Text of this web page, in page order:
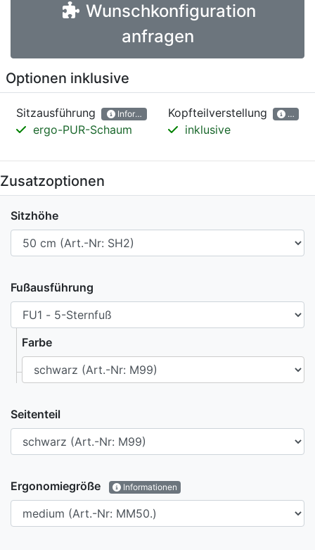
Wunschkonfiguration
anfragen
Optionen inklusive
Sitzausführung Informationen
ergo-PUR-Schaum
Kopfteilverstellung
inklusive
Zusatzoptionen
Sitzhöhe
Fußausführung
Farbe
Seitenteil
Ergonomiegröße Informationen